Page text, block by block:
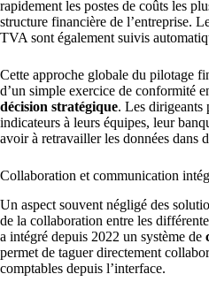
rapidement les postes de coûts les
structure financière de l’entreprise.
TVA sont également suivis
Cette approche globale du pilotage
d’un simple exercice de conformité
décision stratégique. Les dirigeants
indicateurs à leurs équipes, leur
avoir à retravailler les données dans
Collaboration et communication
Un aspect souvent négligé des
de la collaboration entre les
a intégré depuis 2022 un système de
permet de taguer directement
comptables depuis l’interface.